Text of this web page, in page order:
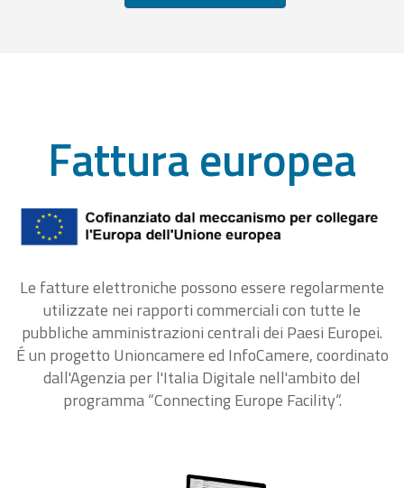
Fattura europea
Le fatture elettroniche possono essere regolarmente
utilizzate nei rapporti commerciali con tutte le
pubbliche amministrazioni centrali dei Paesi Europei.
É un progetto Unioncamere ed InfoCamere, coordinato
dall'Agenzia per l'Italia Digitale nell'ambito del
programma “Connecting Europe Facility“.